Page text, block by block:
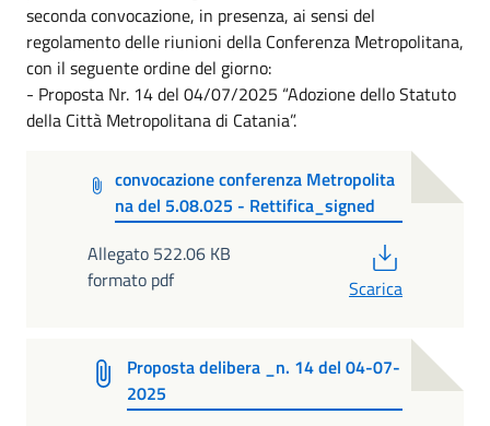
seconda convocazione, in presenza, ai sensi del
regolamento delle riunioni della Conferenza Metropolitana,
con il seguente ordine del giorno:
- Proposta Nr. 14 del 04/07/2025 “Adozione dello Statuto
della Città Metropolitana di Catania”.
convocazione conferenza Metropolita
na del 5.08.025 - Rettifica_signed
Allegato 522.06 KB
formato pdf
Scarica
Proposta delibera _n. 14 del 04-07-
2025